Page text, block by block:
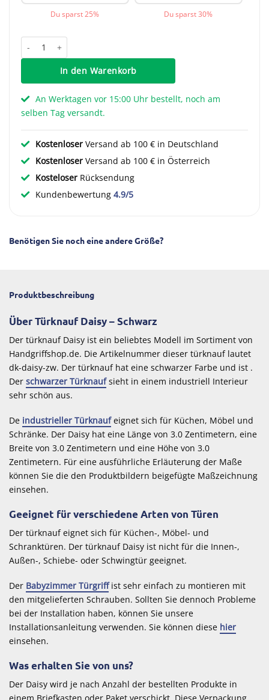
Du sparst 25% Du sparst 30%
In den Warenkorb
An Werktagen vor 15:00 Uhr bestellt, noch am
selben Tag versandt.
Kostenloser Versand ab 100 € in Deutschland
Kostenloser Versand ab 100 € in Österreich
Kosteloser Rücksendung
Kundenbewertung 4.9/5
Benötigen Sie noch eine andere Größe?
Produktbeschreibung
Über Türknauf Daisy – Schwarz
Der türknauf Daisy ist ein beliebtes Modell im Sortiment von
Handgriffshop.de. Die Artikelnummer dieser türknauf lautet
dk-daisy-zw. Der türknauf hat eine schwarzer Farbe und ist .
Der schwarzer Türknaufsieht in einem industriell Interieur
sehr schön aus.
De industrieller Türknaufeignet sich für Küchen, Möbel und
Schränke. Der Daisy hat eine Länge von 3.0 Zentimetern, eine
Breite von 3.0 Zentimetern und eine Höhe von 3.0
Zentimetern. Für eine ausführliche Erläuterung der Maße
können Sie die den Produktbildern beigefügte Maßzeichnung
einsehen.
Geeignet für verschiedene Arten von Türen
Der türknauf eignet sich für Küchen-, Möbel- und
Schranktüren. Der türknauf Daisy ist nicht für die Innen-,
Außen-, Schiebe- oder Schwingtür geeignet.
Der Babyzimmer Türgriffist sehr einfach zu montieren mit
den mitgelieferten Schrauben. Sollten Sie dennoch Probleme
bei der Installation haben, können Sie unsere
Installationsanleitung verwenden. Sie können diese hier
einsehen.
Was erhalten Sie von uns?
Der Daisy wird je nach Anzahl der bestellten Produkte in